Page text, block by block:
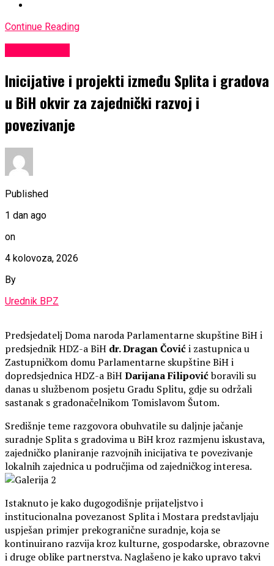
Continue Reading
Inicijative i projekti između Splita i gradova
u BiH okvir za zajednički razvoj i
povezivanje
Published
1 dan ago
on
4 kolovoza, 2026
By
Urednik BPZ
Predsjedatelj Doma naroda Parlamentarne skupštine BiH i
predsjednik HDZ-a BiH dr. Dragan Čovići zastupnica u
Zastupničkom domu Parlamentarne skupštine BiH i
dopredsjednica HDZ-a BiHDarijana Filipovićboravili su
danas u službenom posjetu Gradu Splitu, gdje su održali
sastanak s gradonačelnikom Tomislavom Šutom.
Središnje teme razgovora obuhvatile su daljnje jačanje
suradnje Splita s gradovima u BiH kroz razmjenu iskustava,
zajedničko planiranje razvojnih inicijativa te povezivanje
lokalnih zajednica u područjima od zajedničkog interesa.
Istaknuto je kako dugogodišnje prijateljstvo i
institucionalna povezanost Splita i Mostara predstavljaju
uspješan primjer prekogranične suradnje, koja se
kontinuirano razvija kroz kulturne, gospodarske, obrazovne
i druge oblike partnerstva. Naglašeno je kako upravo takvi